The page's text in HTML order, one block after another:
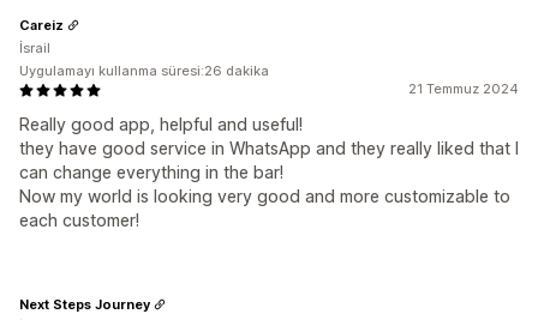
21 Temmuz 2024
Really good app, helpful and useful!
they have good service in WhatsApp and they really liked that I
can change everything in the bar!
Now my world is looking very good and more customizable to
each customer!
Careiz
İsrail
Uygulamayı kullanma süresi:26 dakika
Next Steps Journey